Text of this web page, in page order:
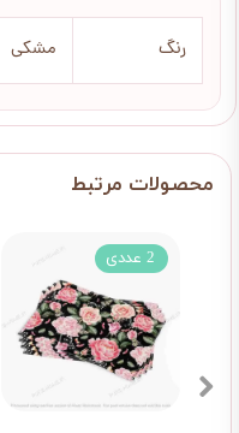
رنگ مشکی
2 عددی